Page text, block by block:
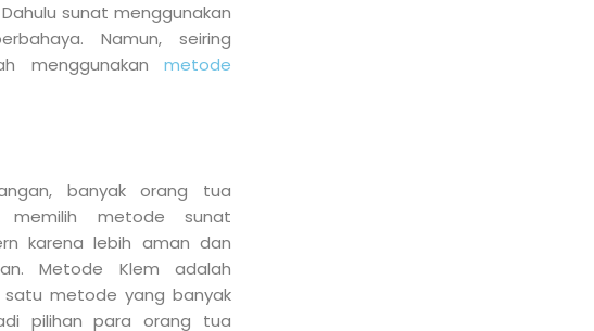
sunat menggunakan
Namun, seiring
menggunakan metode
banyak orang tua
memilih metode sunat
karena lebih aman dan
Metode Klem adalah
satu metode yang banyak
pilihan para orang tua